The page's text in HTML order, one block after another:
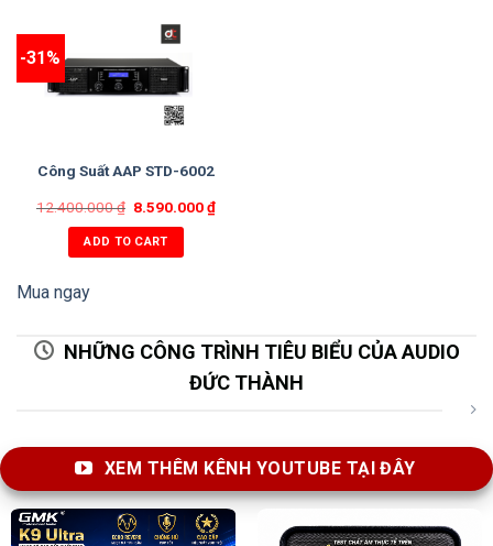
-31%
Công Suất AAP STD-6002
12.400.000₫ 8.590.000₫
ADD TO CART
Mua ngay
NHỮNG CÔNG TRÌNH TIÊU BIỂU CỦA AUDIO
ĐỨC THÀNH
XEM THÊM KÊNH YOUTUBE TẠI ĐÂY